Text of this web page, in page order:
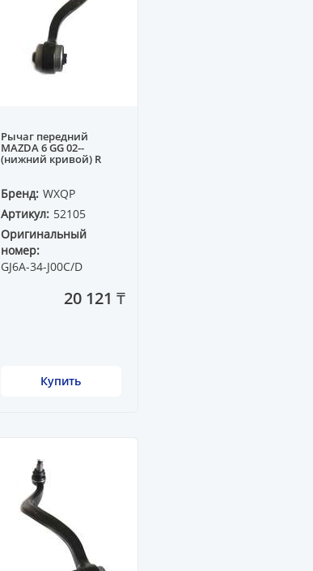
Рычаг передний
MAZDA 6 GG 02--
(нижний кривой) R
Бренд: WXQP
Артикул: 52105
Оригинальный
номер:
GJ6A-34-J00C/D
20 121 ₸
Купить